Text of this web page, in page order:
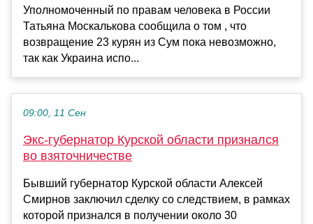
Уполномоченный по правам человека в России
Татьяна Москалькова сообщила о том , что
возвращение 23 курян из Сум пока невозможно,
так как Украина испо...
09:00, 11 Сен
Экс-губернатор Курской области признался
во взяточничестве
Бывший губернатор Курской области Алексей
Смирнов заключил сделку со следствием, в рамках
которой признался в получении около 30